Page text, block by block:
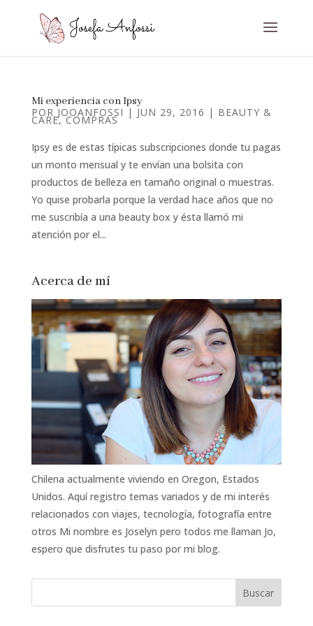
Mi experiencia con Ipsy
POR JOOANFOSSI | JUN 29, 2016 | BEAUTY &
CARE,COMPRAS
Ipsy es de estas típicas subscripciones donde tu pagas
un monto mensual y te envían una bolsita con
productos de belleza en tamaño original o muestras.
Yo quise probarla porque la verdad hace años que no
me suscribía a una beauty box y ésta llamó mi
atención por el...
Acerca de mí
Chilena actualmente viviendo en Oregon, Estados
Unidos. Aquí registro temas variados y de mi interés
relacionados con viajes, tecnología, fotografía entre
otros Mi nombre es Joselyn pero todos me llaman Jo,
espero que disfrutes tu paso por mi blog.